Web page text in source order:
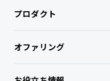
PROACTIVEとは
特長・選ばれる理由
プロダクト
プロダクト
オファリング